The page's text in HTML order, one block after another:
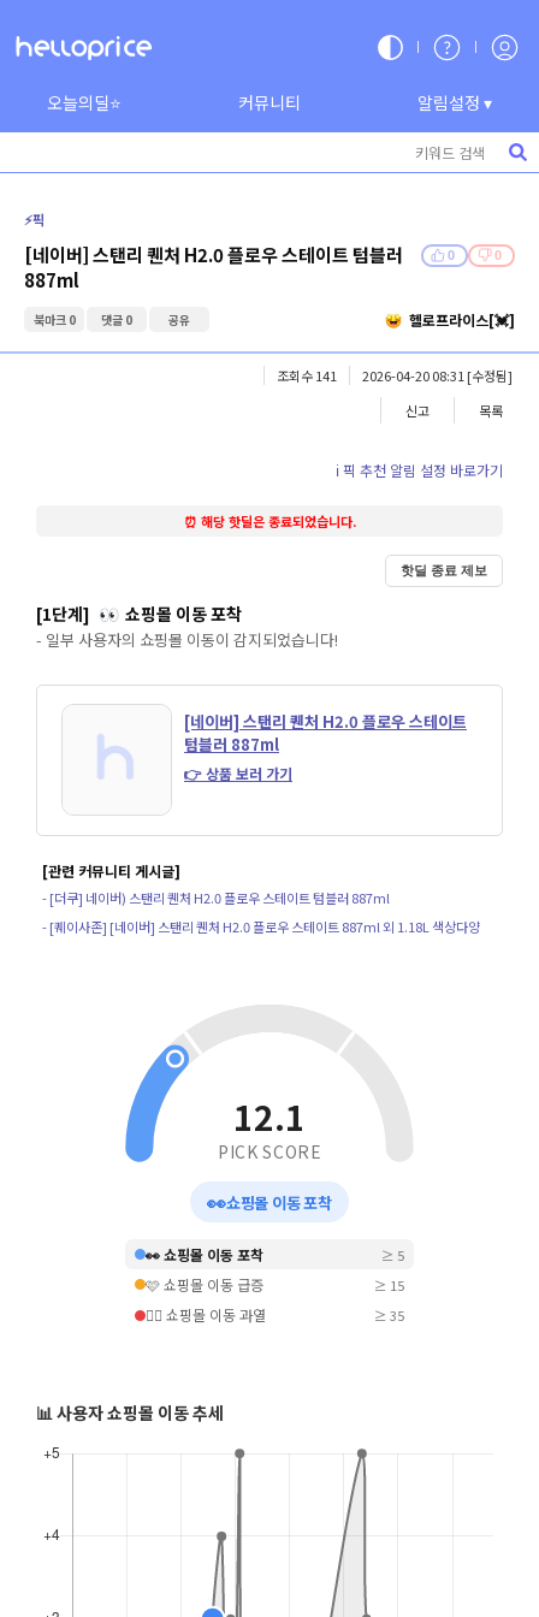
오늘의딜⭐ 커뮤니티 알림설정 ▾
⚡️픽
[네이버] 스탠리 퀜처 H2.0 플로우 스테이트 텀블러
887ml
0 0
북마크 0 댓글 0 공유 헬로프라이스[💓]
조회수 141 2026-04-20 08:31 [수정됨]
신고
목록
ℹ️ 픽 추천 알림 설정 바로가기
⏰ 해당 핫딜은 종료되었습니다.
핫딜 종료 제보
[1단계] 👀 쇼핑몰 이동 포착
- 일부 사용자의 쇼핑몰 이동이 감지되었습니다!
[네이버] 스탠리 퀜처 H2.0 플로우 스테이트
텀블러 887ml
👉 상품 보러 가기
[관련 커뮤니티 게시글]
- [더쿠] 네이버) 스탠리 퀜처 H2.0 플로우 스테이트 텀블러 887ml
- [퀘이사존] [네이버] 스탠리 퀜처 H2.0 플로우 스테이트 887ml 외 1.18L 색상다양
12.1
PICK SCORE
👀쇼핑몰 이동 포착
👀 쇼핑몰 이동 포착 ≥ 5
🩷 쇼핑몰 이동 급증 ≥ 15
❤️‍🔥 쇼핑몰 이동 과열 ≥ 35
📊 사용자 쇼핑몰 이동 추세